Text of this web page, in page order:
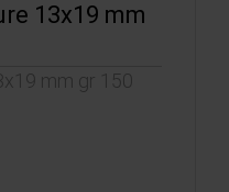
13x19 mm
mm gr 150